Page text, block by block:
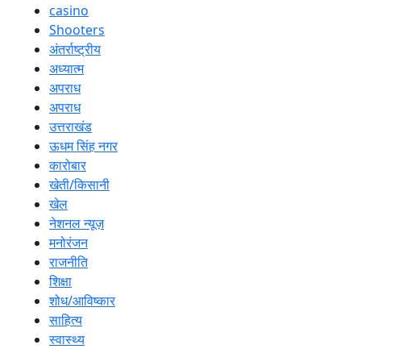
casino
Shooters
अंतर्राष्ट्रीय
अध्यात्म
अपराध
अपराध
उत्तराखंड
ऊधम सिंह नगर
कारोबार
खेती/किसानी
खेल
नेशनल न्यूज़
मनोरंजन
राजनीति
शिक्षा
शोध/आविष्कार
साहित्य
स्वास्थ्य